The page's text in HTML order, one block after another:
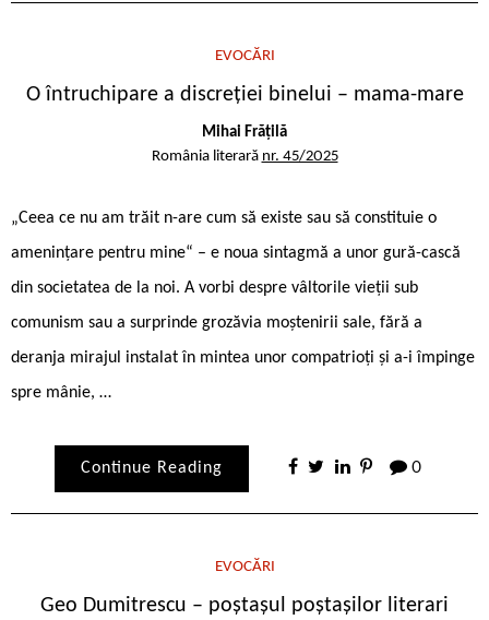
EVOCĂRI
O întruchipare a discreției binelui – mama-mare
Mihai Frățilă
România literară nr. 45/2025
„Ceea ce nu am trăit n-are cum să existe sau să constituie o
amenințare pentru mine“ – e noua sintagmă a unor gură-cască
din societatea de la noi. A vorbi despre vâltorile vieții sub
comunism sau a surprinde grozăvia moștenirii sale, fără a
deranja mirajul instalat în mintea unor compatrioți și a-i împinge
spre mânie, …
Continue Reading 0
EVOCĂRI
Geo Dumitrescu – poștașul poștașilor literari